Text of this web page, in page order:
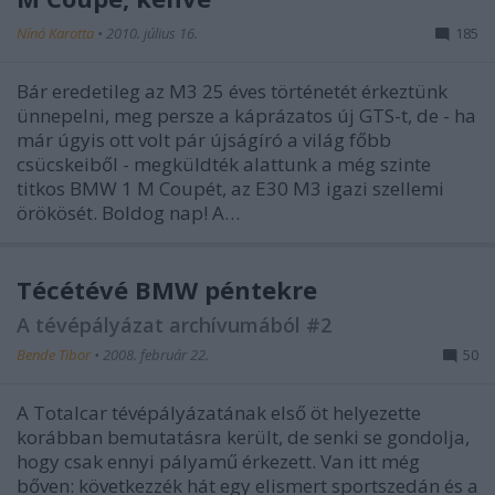
Nínó Karotta • 2010. július 16. 185
Bár eredetileg az M3 25 éves történetét érkeztünk
ünnepelni, meg persze a káprázatos új GTS-t, de - ha
már úgyis ott volt pár újságíró a világ főbb
csücskeiből - megküldték alattunk a még szinte
titkos BMW 1 M Coupét, az E30 M3 igazi szellemi
örökösét. Boldog nap! A…
Técétévé BMW péntekre
A tévépályázat archívumából #2
Bende Tibor • 2008. február 22. 50
A Totalcar tévépályázatának első öt helyezette
korábban bemutatásra került, de senki se gondolja,
hogy csak ennyi pályamű érkezett. Van itt még
bőven: következzék hát egy elismert sportszedán és a